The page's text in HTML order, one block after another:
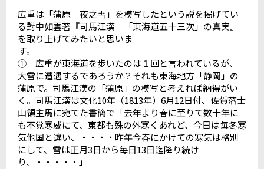
広重は「蒲原 夜之雪」を模写したという説を掲げてい
る對中如雲著『司馬江漢 「東海道五十三次」の真実』
を取り上げてみたいと思いま
す
① 広重が東海道を歩いたのは１回と言われているが、
大雪に遭遇するであろうか？それも東海地方「静岡」の
蒲原で。司馬江漢の「蒲原」の模写と考えれば納得がい
く。司馬江漢は文化10年（1813年）6月12日付、佐賀藩士
山領主馬に宛てた書簡で「去年より春に至りて数十年に
も不覚寒威にて、東都も殊の外寒くあれど、今日は毎冬寒
気他国と違い、・・・・昨年今春にかけての寒気は格別
にして、雪は正月3日から毎日13日迄降り続け
り、・・・・・」